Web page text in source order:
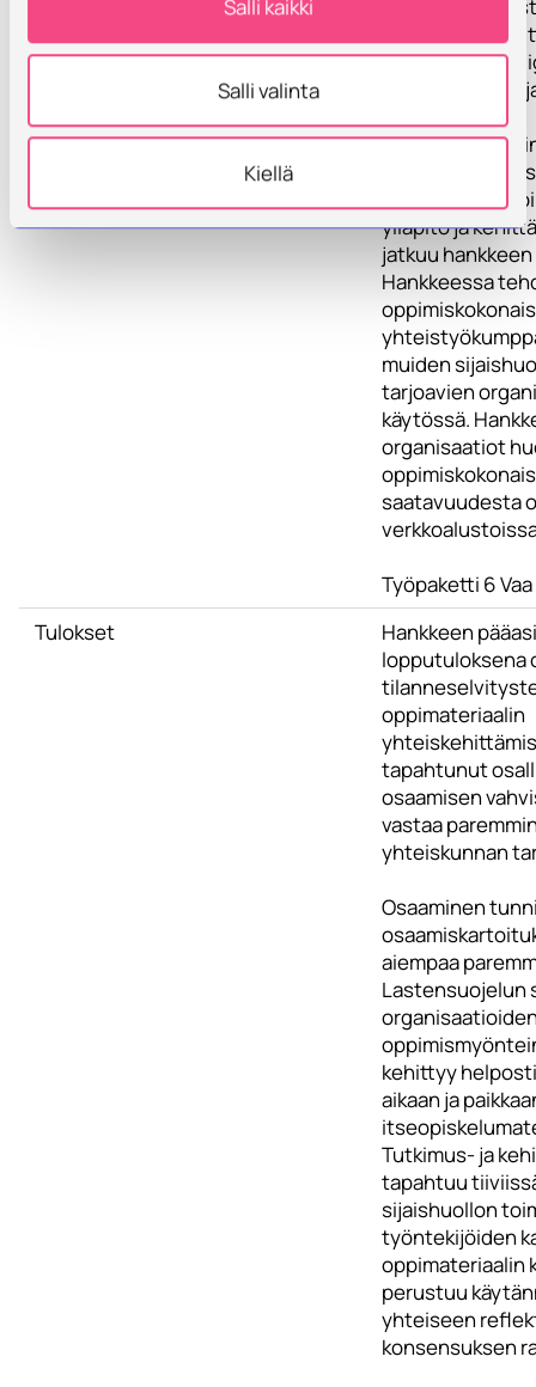
Salli kaikki
Salli valinta
Kiellä
hankkeen
viimeistelevät
oppimateriaalit
Digitaalisen
ylläpito ja
jatkuu
Hankkeessa
muiden
tarjoavien
käytössä.
organisaatiot
saatavuudesta
Työpaketti 6 Vaa
Tulokset
Hankkeen
lopputuloksena
oppimateriaalin
tapahtunut
osaamisen
vastaa
yhteiskunnan
Osaaminen
aiempaa
Lastensuojelun
kehittyy
aikaan ja
Tutkimus- ja
tapahtuu
sijaishuollon
työntekijöiden
oppimateriaalin
perustuu
yhteiseen
konsensuksen